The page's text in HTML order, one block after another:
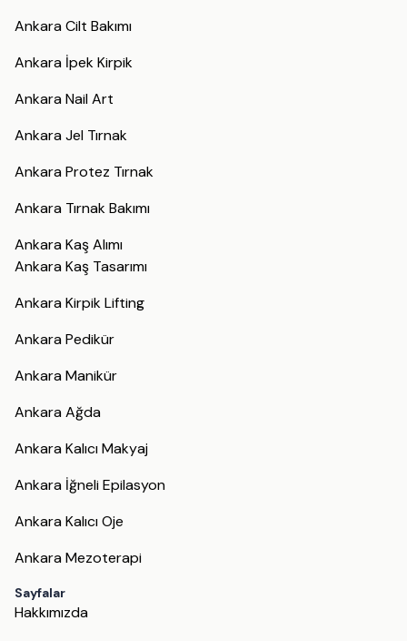
Ankara Cilt Bakımı
Ankara İpek Kirpik
Ankara Nail Art
Ankara Jel Tırnak
Ankara Protez Tırnak
Ankara Tırnak Bakımı
Ankara Kaş Alımı
Ankara Kaş Tasarımı
Ankara Kirpik Lifting
Ankara Pedikür
Ankara Manikür
Ankara Ağda
Ankara Kalıcı Makyaj
Ankara İğneli Epilasyon
Ankara Kalıcı Oje
Ankara Mezoterapi
Sayfalar
Hakkımızda